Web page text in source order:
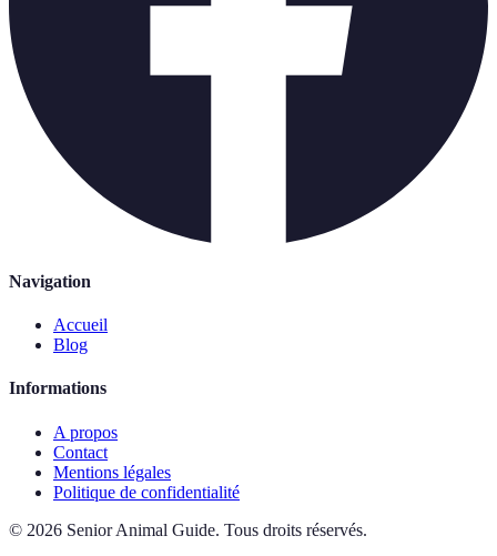
Navigation
Accueil
Blog
Informations
A propos
Contact
Mentions légales
Politique de confidentialité
© 2026 Senior Animal Guide. Tous droits réservés.